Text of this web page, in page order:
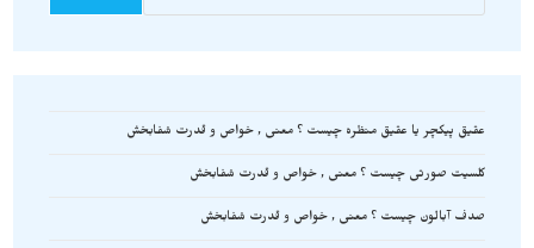
عقیق پیکچر یا عقیق منظره چیست ؟ معنی , خواص و قدرت شفابخش
کلسیت صورتی چیست ؟ معنی , خواص و قدرت شفابخش
صدف آبالون چیست ؟ معنی , خواص و قدرت شفابخش